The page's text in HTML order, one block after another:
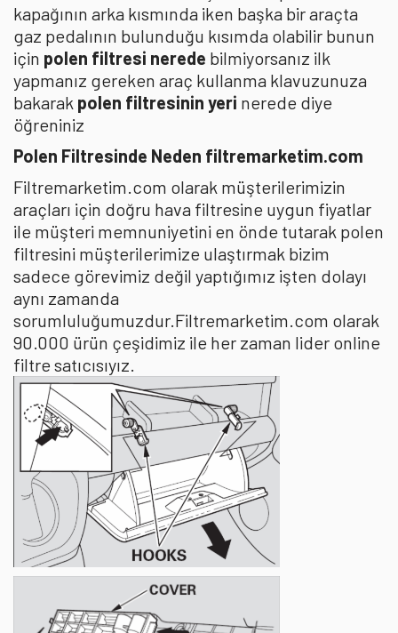
kapağının arka kısmında iken başka bir araçta
gaz pedalının bulunduğu kısımda olabilir bunun
için polen filtresi nerede bilmiyorsanız ilk
yapmanız gereken araç kullanma klavuzunuza
bakarak polen filtresinin yeri nerede diye
öğreniniz
Polen Filtresinde Neden filtremarketim.com
Filtremarketim.com olarak müşterilerimizin
araçları için doğru hava filtresine uygun fiyatlar
ile müşteri memnuniyetini en önde tutarak polen
filtresini müşterilerimize ulaştırmak bizim
sadece görevimiz değil yaptığımız işten dolayı
aynı zamanda
sorumluluğumuzdur.Filtremarketim.com olarak
90.000 ürün çeşidimiz ile her zaman lider online
filtre satıcısıyız.